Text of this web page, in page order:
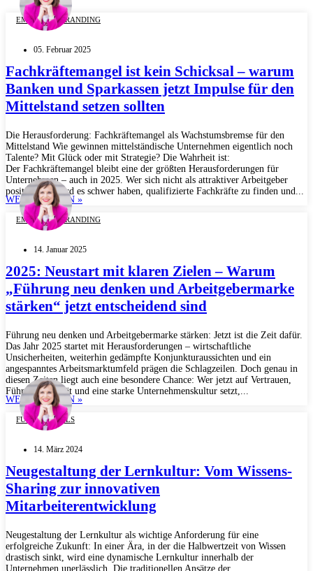
EMPLOYER BRANDING
05. Februar 2025
Fachkräftemangel ist kein Schicksal – warum
Banken und Sparkassen jetzt Impulse für den
Mittelstand setzen sollten
Die Herausforderung: Fachkräftemangel als Wachstumsbremse für den
Mittelstand Wie gewinnen mittelständische Unternehmen eigentlich noch
Talente? Mit Glück oder mit Strategie? Die Wahrheit ist:
Der Fachkräftemangel bleibt eine der größten Herausforderungen für
Unternehmen – auch in 2025. Wer sich nicht als attraktiver Arbeitgeber
positioniert, wird es schwer haben, qualifizierte Fachkräfte zu finden und...
WEITERLESEN »
EMPLOYER BRANDING
14. Januar 2025
2025: Neustart mit klaren Zielen – Warum
„Führung neu denken und Arbeitgebermarke
stärken“ jetzt entscheidend sind
Führung neu denken und Arbeitgebermarke stärken: Jetzt ist die Zeit dafür.
Das Jahr 2025 startet mit Herausforderungen – wirtschaftliche
Unsicherheiten, weiterhin gedämpfte Konjunkturaussichten und ein
angespanntes Arbeitsmarktumfeld prägen die Schlagzeilen. Doch genau in
diesen Zeiten liegt auch eine besondere Chance: Wer jetzt auf Vertrauen,
Führungsqualität und eine starke Unternehmenskultur setzt,...
WEITERLESEN »
FUTURE SKILLS
14. März 2024
Neugestaltung der Lernkultur: Vom Wissens-
Sharing zur innovativen
Mitarbeiterentwicklung
Neugestaltung der Lernkultur als wichtige Anforderung für eine
erfolgreiche Zukunft: In einer Ära, in der die Halbwertzeit von Wissen
drastisch sinkt, wird eine dynamische Lernkultur innerhalb der
Unternehmen unerlässlich. Die traditionellen Ansätze der